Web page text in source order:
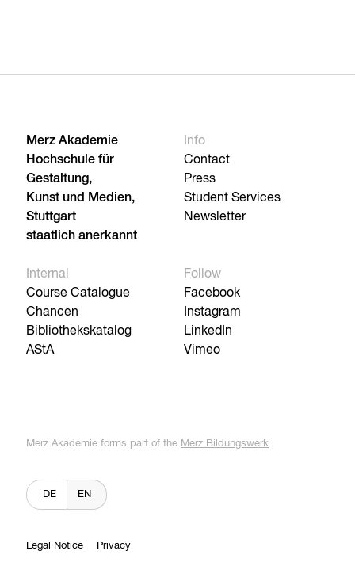
Merz Akademie
Hochschule für
Gestaltung,
Kunst und Medien,
Stuttgart
staatlich anerkannt
Info
Contact
Press
Student Services
Newsletter
Internal
Course Catalogue
Chancen
Bibliothekskatalog
AStA
Follow
Facebook
Instagram
LinkedIn
Vimeo
Merz Akademie forms part of the Merz Bildungswerk
DE EN
Legal Notice Privacy